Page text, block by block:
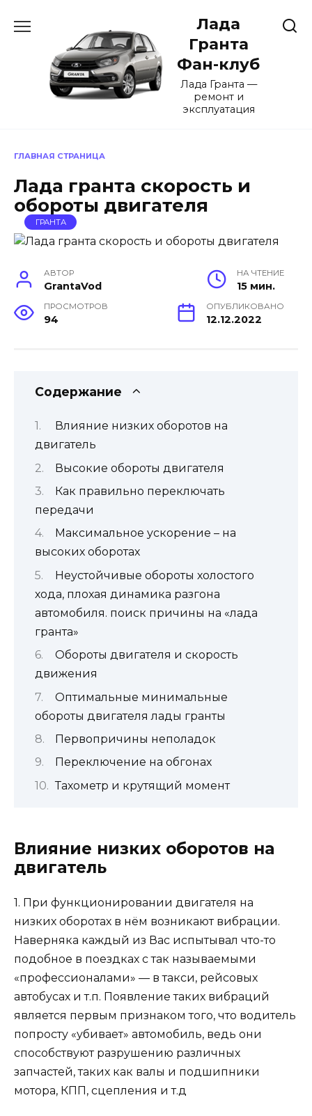
содержанию
Лада
Гранта
Фан-клуб
Лада Гранта —
ремонт и
эксплуатация
ГЛАВНАЯ СТРАНИЦА
Лада гранта скорость и
обороты двигателя
ГРАНТА
АВТОР
GrantaVod
НА ЧТЕНИЕ
15 мин.
ПРОСМОТРОВ
94
ОПУБЛИКОВАНО
12.12.2022
Содержание
Влияние низких оборотов на
двигатель
Высокие обороты двигателя
Как правильно переключать
передачи
Максимальное ускорение – на
высоких оборотах
Неустойчивые обороты холостого
хода, плохая динамика разгона
автомобиля. поиск причины на «лада
гранта»
Обороты двигателя и скорость
движения
Оптимальные минимальные
обороты двигателя лады гранты
Первопричины неполадок
Переключение на обгонах
Тахометр и крутящий момент
Влияние низких оборотов на
двигатель
1. При функционировании двигателя на
низких оборотах в нём возникают вибрации.
Наверняка каждый из Вас испытывал что-то
подобное в поездках с так называемыми
«профессионалами» — в такси, рейсовых
автобусах и т.п. Появление таких вибраций
является первым признаком того, что водитель
попросту «убивает» автомобиль, ведь они
способствуют разрушению различных
запчастей, таких как валы и подшипники
мотора, КПП, сцепления и т.д